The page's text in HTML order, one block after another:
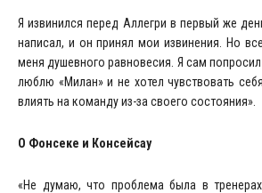
Я извинился перед Аллегри в первый же
написал, и он принял мои извинения. Но
меня душевного равновесия. Я сам
люблю «Милан» и не хотел чувствовать
влиять на команду из-за своего состояния».
О Фонсеке и Консейсау
«Не думаю, что проблема была в